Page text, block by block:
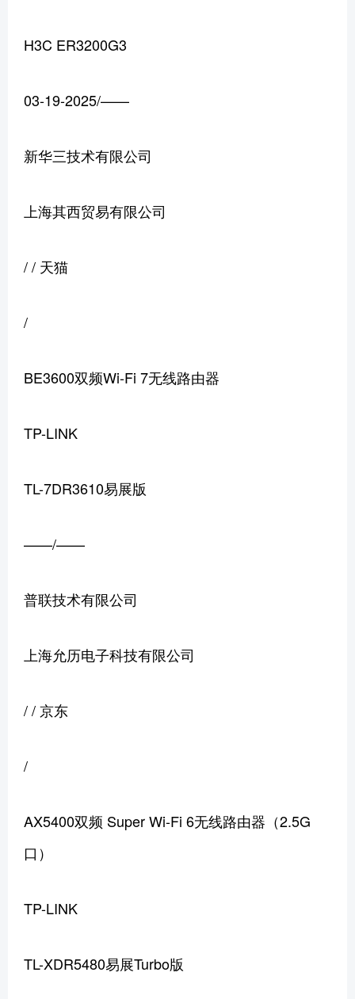
H3C ER3200G3
03-19-2025/——
新华三技术有限公司
上海其西贸易有限公司
/ / 天猫
/
BE3600双频Wi-Fi 7无线路由器
TP-LINK
TL-7DR3610易展版
——/——
普联技术有限公司
上海允历电子科技有限公司
/ / 京东
/
AX5400双频 Super Wi-Fi 6无线路由器（2.5G
口）
TP-LINK
TL-XDR5480易展Turbo版